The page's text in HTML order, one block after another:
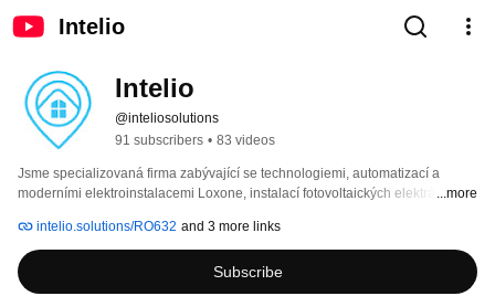
Intelio
Intelio
@inteliosolutions
91 subscribers • 83 videos
Jsme specializovaná firma zabývající se technologiemi, automatizací a
moderními elektroinstalacemi Loxone, instalací fotovoltaických elektráren a
...more
intelio.solutions/RO632 and 3 more links
Subscribe